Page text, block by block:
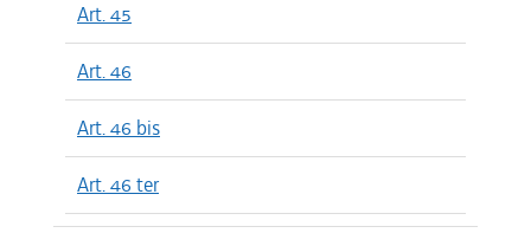
Art. 45
Art. 46
Art. 46 bis
Art. 46 ter